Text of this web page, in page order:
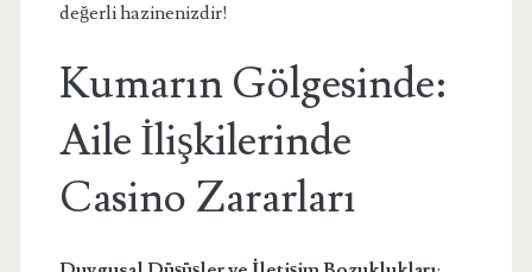
değerli hazinenizdir!
Kumarın Gölgesinde:
Aile İlişkilerinde
Casino Zararları